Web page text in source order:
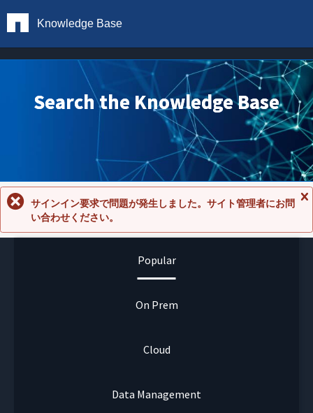
Knowledge Base
Search the Knowledge Base
セ
サインイン要求で問題が発生しました。サイト管理者にお問
い合わせください。
Popular
On Prem
Cloud
Data Management